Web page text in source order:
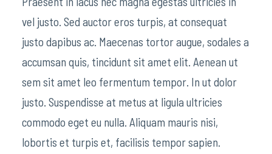
vel justo. Sed auctor eros turpis, at consequat
justo dapibus ac. Maecenas tortor augue, sodales a
accumsan quis, tincidunt sit amet elit. Aenean ut
sem sit amet leo fermentum tempor. In ut dolor
justo. Suspendisse at metus at ligula ultricies
commodo eget eu nulla. Aliquam mauris nisi,
lobortis et turpis et, facilisis tempor sapien.